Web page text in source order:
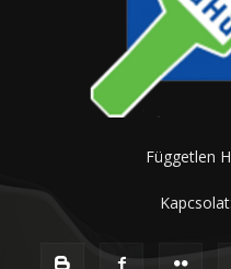
Független
Kapcsolat: